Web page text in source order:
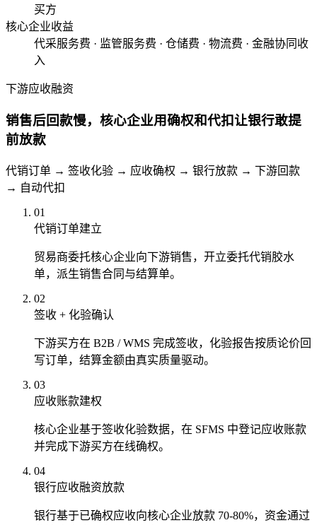
买方
核心企业收益
代采服务费 · 监管服务费 · 仓储费 · 物流费 · 金融协同收
入
下游应收融资
销售后回款慢，核心企业用确权和代扣让银行敢提
前放款
代销订单 → 签收化验 → 应收确权 → 银行放款 → 下游回款
→ 自动代扣
01
代销订单建立
贸易商委托核心企业向下游销售，开立委托代销胶水
单，派生销售合同与结算单。
02
签收 + 化验确认
下游买方在 B2B / WMS 完成签收，化验报告按质论价回
写订单，结算金额由真实质量驱动。
03
应收账款建权
核心企业基于签收化验数据，在 SFMS 中登记应收账款
并完成下游买方在线确权。
04
银行应收融资放款
银行基于已确权应收向核心企业放款 70-80%，资金通过